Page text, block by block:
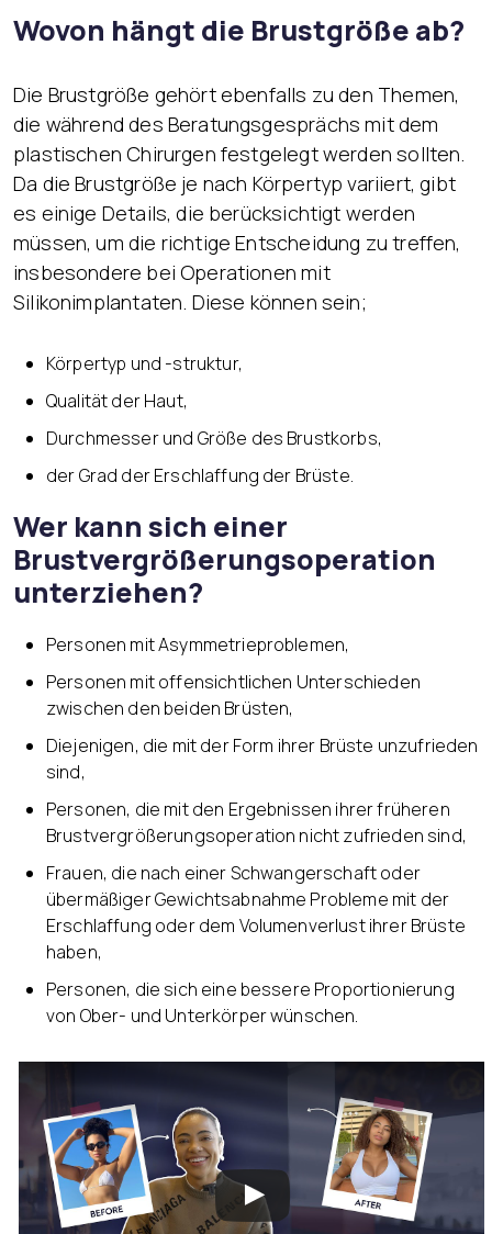
Wovon hängt die Brustgröße ab?
Die Brustgröße gehört ebenfalls zu den Themen,
die während des Beratungsgesprächs mit dem
plastischen Chirurgen festgelegt werden sollten.
Da die Brustgröße je nach Körpertyp variiert, gibt
es einige Details, die berücksichtigt werden
müssen, um die richtige Entscheidung zu treffen,
insbesondere bei Operationen mit
Silikonimplantaten. Diese können sein;
Körpertyp und -struktur,
Qualität der Haut,
Durchmesser und Größe des Brustkorbs,
der Grad der Erschlaffung der Brüste.
Wer kann sich einer
Brustvergrößerungsoperation
unterziehen?
Personen mit Asymmetrieproblemen,
Personen mit offensichtlichen Unterschieden
zwischen den beiden Brüsten,
Diejenigen, die mit der Form ihrer Brüste unzufrieden
sind,
Personen, die mit den Ergebnissen ihrer früheren
Brustvergrößerungsoperation nicht zufrieden sind,
Frauen, die nach einer Schwangerschaft oder
übermäßiger Gewichtsabnahme Probleme mit der
Erschlaffung oder dem Volumenverlust ihrer Brüste
haben,
Personen, die sich eine bessere Proportionierung
von Ober- und Unterkörper wünschen.